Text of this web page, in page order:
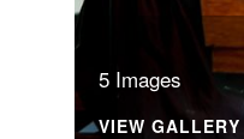
5 Images
VIEW GALLERY